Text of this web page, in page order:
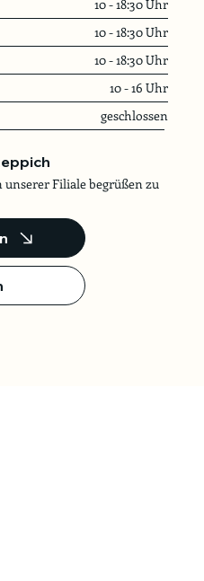
10 - 18:30 Uhr
10 - 18:30 Uhr
10 - 18:30 Uhr
10 - 16 Uhr
geschlossen
Filiale begrüßen zu